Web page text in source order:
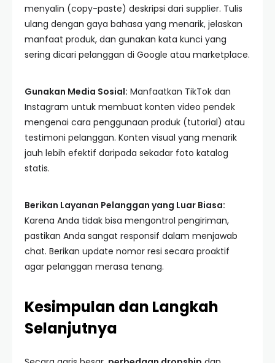
menyalin (copy-paste) deskripsi dari supplier. Tulis
ulang dengan gaya bahasa yang menarik, jelaskan
manfaat produk, dan gunakan kata kunci yang
sering dicari pelanggan di Google atau marketplace.
Gunakan Media Sosial: Manfaatkan TikTok dan
Instagram untuk membuat konten video pendek
mengenai cara penggunaan produk (tutorial) atau
testimoni pelanggan. Konten visual yang menarik
jauh lebih efektif daripada sekadar foto katalog
statis.
Berikan Layanan Pelanggan yang Luar Biasa:
Karena Anda tidak bisa mengontrol pengiriman,
pastikan Anda sangat responsif dalam menjawab
chat. Berikan update nomor resi secara proaktif
agar pelanggan merasa tenang.
Kesimpulan dan Langkah
Selanjutnya